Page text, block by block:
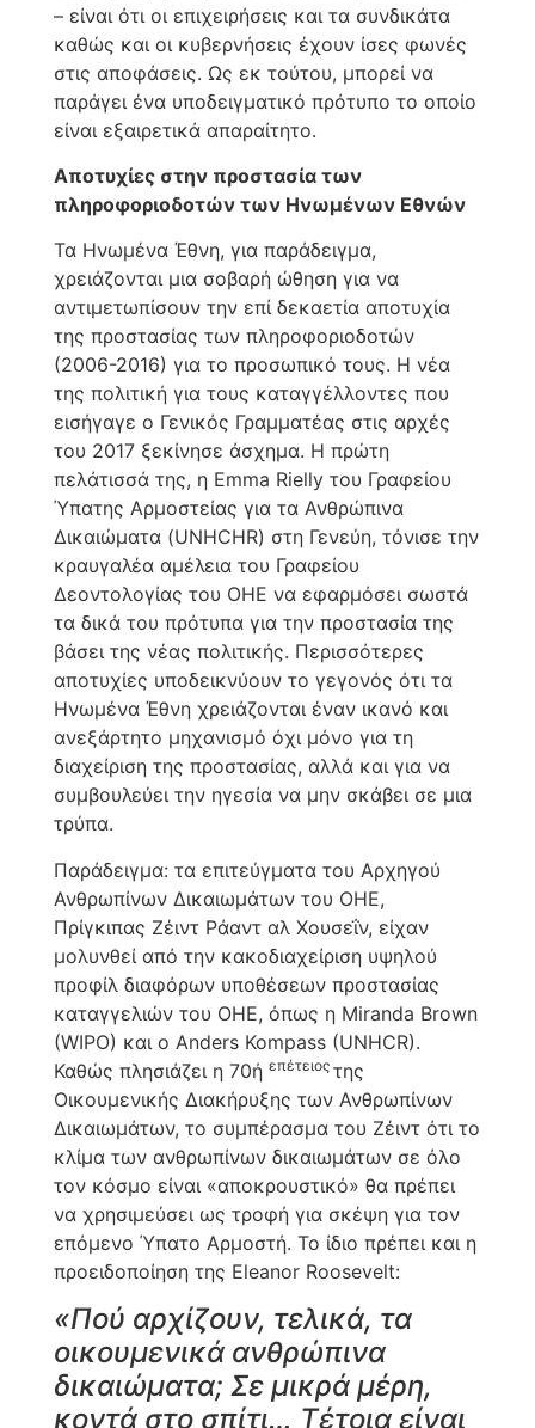
– είναι ότι οι επιχειρήσεις και τα συνδικάτα
καθώς και οι κυβερνήσεις έχουν ίσες φωνές
στις αποφάσεις. Ως εκ τούτου, μπορεί να
παράγει ένα υποδειγματικό πρότυπο το οποίο
είναι εξαιρετικά απαραίτητο.
Αποτυχίες στην προστασία των
πληροφοριοδοτών των Ηνωμένων Εθνών
Τα Ηνωμένα Έθνη, για παράδειγμα,
χρειάζονται μια σοβαρή ώθηση για να
αντιμετωπίσουν την επί δεκαετία αποτυχία
της προστασίας των πληροφοριοδοτών
(2006-2016) για το προσωπικό τους. Η νέα
της πολιτική για τους καταγγέλλοντες που
εισήγαγε ο Γενικός Γραμματέας στις αρχές
του 2017 ξεκίνησε άσχημα. Η πρώτη
πελάτισσά της, η Emma Rielly του Γραφείου
Ύπατης Αρμοστείας για τα Ανθρώπινα
Δικαιώματα (UNHCHR) στη Γενεύη, τόνισε την
κραυγαλέα αμέλεια του Γραφείου
Δεοντολογίας του ΟΗΕ να εφαρμόσει σωστά
τα δικά του πρότυπα για την προστασία της
βάσει της νέας πολιτικής. Περισσότερες
αποτυχίες υποδεικνύουν το γεγονός ότι τα
Ηνωμένα Έθνη χρειάζονται έναν ικανό και
ανεξάρτητο μηχανισμό όχι μόνο για τη
διαχείριση της προστασίας, αλλά και για να
συμβουλεύει την ηγεσία να μην σκάβει σε μια
τρύπα.
Παράδειγμα: τα επιτεύγματα του Αρχηγού
Ανθρωπίνων Δικαιωμάτων του ΟΗΕ,
Πρίγκιπας Ζέιντ Ράαντ αλ Χουσεΐν, είχαν
μολυνθεί από την κακοδιαχείριση υψηλού
προφίλ διαφόρων υποθέσεων προστασίας
καταγγελιών του ΟΗΕ, όπως η Miranda Brown
(WIPO) και ο Anders Kompass (UNHCR).
Καθώς πλησιάζει η 70ή επέτειος της
Οικουμενικής Διακήρυξης των Ανθρωπίνων
Δικαιωμάτων, το συμπέρασμα του Ζέιντ ότι το
κλίμα των ανθρωπίνων δικαιωμάτων σε όλο
τον κόσμο είναι «αποκρουστικό» θα πρέπει
να χρησιμεύσει ως τροφή για σκέψη για τον
επόμενο Ύπατο Αρμοστή. Το ίδιο πρέπει και η
προειδοποίηση της Eleanor Roosevelt:
«Πού αρχίζουν, τελικά, τα
οικουμενικά ανθρώπινα
δικαιώματα; Σε μικρά μέρη,
κοντά στο σπίτι… Τέτοια είναι